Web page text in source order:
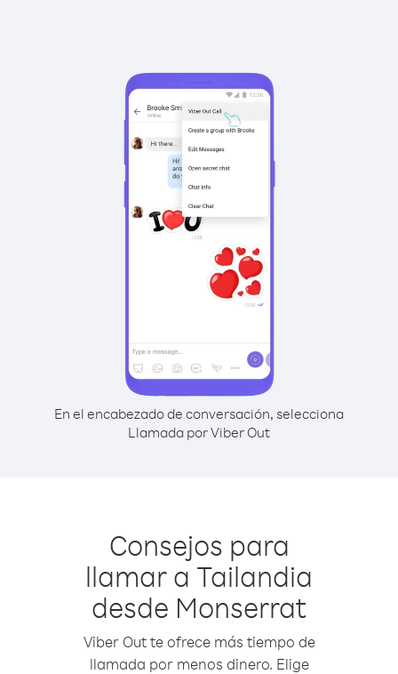
En el encabezado de conversación, selecciona
Llamada por Viber Out
Consejos para
llamar a Tailandia
desde Monserrat
Viber Out te ofrece más tiempo de
llamada por menos dinero. Elige